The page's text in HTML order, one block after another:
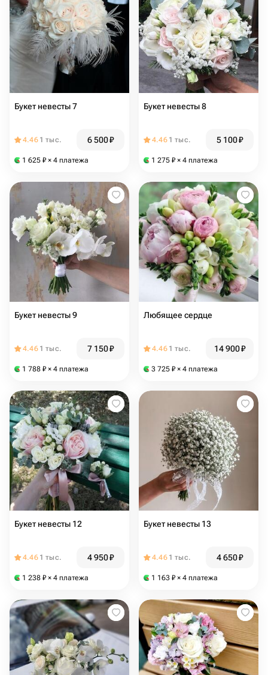
Букет невесты 7
4.46 1 тыс. 6 500₽
1 625 ₽ × 4 платежа
Букет невесты 8
4.46 1 тыс. 5 100₽
1 275 ₽ × 4 платежа
Букет невесты 9
4.46 1 тыс. 7 150₽
1 788 ₽ × 4 платежа
Любящее сердце
4.46 1 тыс. 14 900₽
3 725 ₽ × 4 платежа
Букет невесты 12
4.46 1 тыс. 4 950₽
1 238 ₽ × 4 платежа
Букет невесты 13
4.46 1 тыс. 4 650₽
1 163 ₽ × 4 платежа